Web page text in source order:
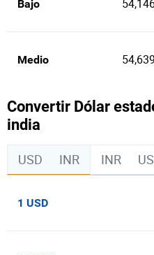
Bajo
Medio
Convertir Dólar
india
USD INR INR
1 USD